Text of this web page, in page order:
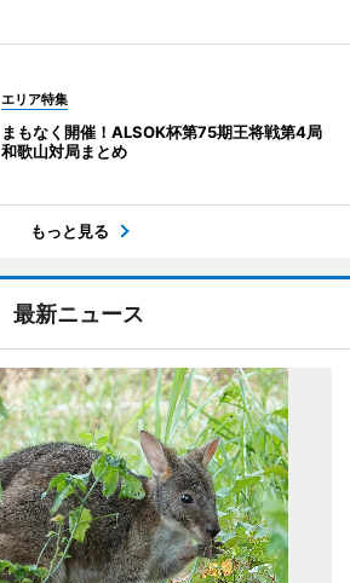
エリア特集
まもなく開催！ALSOK杯第75期王将戦第4局
和歌山対局まとめ
もっと見る
最新ニュース